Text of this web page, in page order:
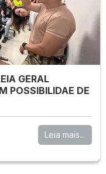
GERAL
POSSIBILIDAE DE
Leia mais...